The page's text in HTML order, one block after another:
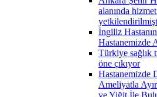
alanında
İngiliz
Hastanemizde
Türkiye sağlık
öne çıkıyor
Hastanemizde
Ameliyatla
ve Yiğit İle